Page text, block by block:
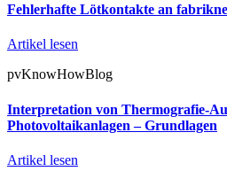
Fehlerhafte Lötkontakte an
Artikel lesen
pvKnowHowBlog
Interpretation von Thermografie-
Photovoltaikanlagen – Grundlagen
Artikel lesen